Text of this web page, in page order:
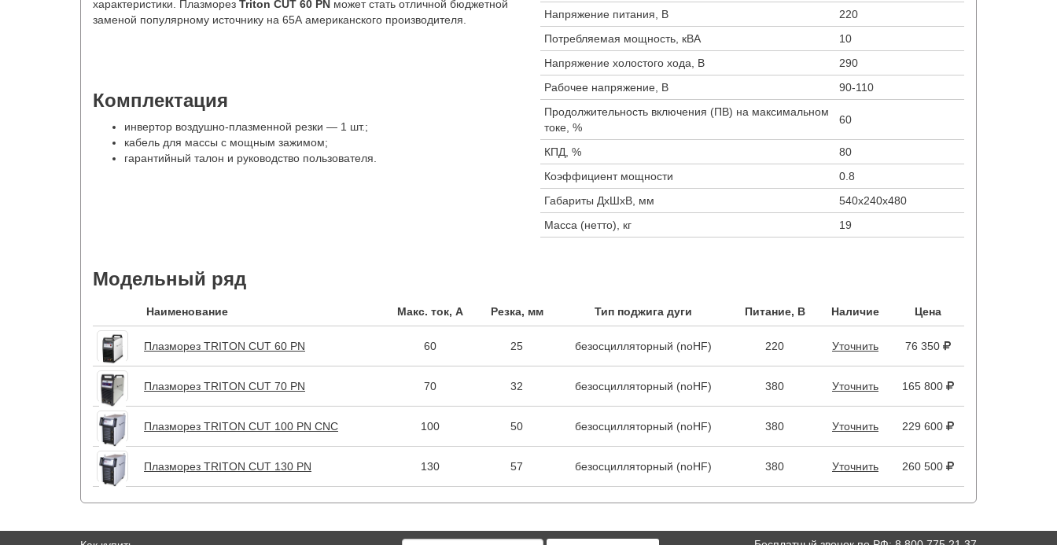
характеристики. Плазморез Triton CUT 60 PN может стать отличной бюджетной
заменой популярному источнику на 65А американского производителя.
Комплектация
инвертор воздушно-плазменной резки — 1 шт.;
кабель для массы с мощным зажимом;
гарантийный талон и руководство пользователя.
Напряжение питания, В
220
Потребляемая мощность, кВА
10
Напряжение холостого хода, В
290
Рабочее напряжение, В
90-110
Продолжительность включения (ПВ) на максимальном
токе, %
60
КПД, %
80
Коэффициент мощности
0.8
Габариты ДхШхВ, мм
540х240х480
Масса (нетто), кг
19
Модельный ряд
Наименование Макс. ток, А Резка, мм Тип поджига дуги Питание, В Наличие Цена
Плазморез TRITON CUT 60 PN 60 25 безосцилляторный (noHF) 220 Уточнить 76 350
Плазморез TRITON CUT 70 PN 70 32 безосцилляторный (noHF) 380 Уточнить 165 800
Плазморез TRITON CUT 100 PN CNC 100 50 безосцилляторный (noHF) 380 Уточнить 229 600
Плазморез TRITON CUT 130 PN 130 57 безосцилляторный (noHF) 380 Уточнить 260 500